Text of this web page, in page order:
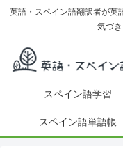
英語・スペイン語翻訳者が英
気づ
スペイン語学習
スペイン語単語帳